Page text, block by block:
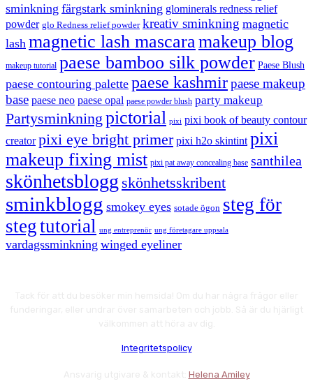
sminkning färgstark sminkning glominerals redness relief
powder glo Redness relief powder kreativ sminkning magnetic
lash magnetic lash mascaramakeup blog
makeup tutorial paese bamboo silk powder Paese Blush
paese contouring palette paese kashmirpaese makeup
base paese neo paese opal paese powder blush party makeup
Partysminkning pictorial pixi pixi book of beauty contour
creator pixi eye bright primer pixi h2o skintint pixi
makeup fixing mist pixi pat away concealing base santhilea
skönhetsblogg skönhetsskribent
sminkblogg smokey eyes sotade ögon steg för
stegtutorial ung entreprenör ung företagare uppsala
vardagssminkning winged eyeliner
Integritetspolicy
Helena Amiley